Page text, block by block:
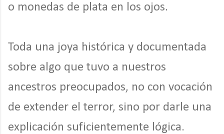
o monedas de plata en los ojos.
Toda una joya histórica y documentada
sobre algo que tuvo a nuestros
ancestros preocupados, no con vocación
de extender el terror, sino por darle una
explicación suficientemente lógica.